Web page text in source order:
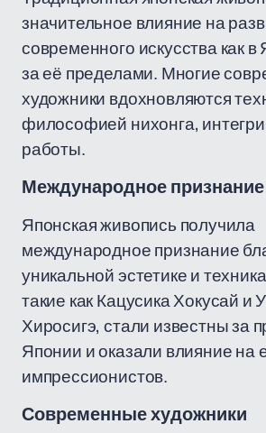
значительное влияние на
современного искусства как в
за её пределами. Многие
художники вдохновляются
философией нихонга,
работы.
Международное признание
Японская живопись получила
международное признание
уникальной эстетике и
такие как Кацусика Хокусай и
Хиросигэ, стали известны за
Японии и оказали влияние на
импрессионистов.
Современные художники